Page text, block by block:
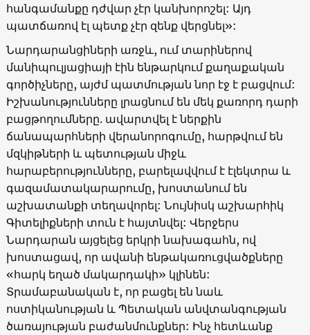
հանգամանքը դժվար չէր կանխորոշել: Այդ
պատճառով էլ պետք չէր զենք վերցնել»:
Նարդարանցիների առջև, ում տարիներով
մանիպուլյացիայի էին ենթարկում քաղաքական
գործիչները, այժմ պատմության նոր էջ է բացվում:
Իշխանությունները լրացնում են մեկ քառորդ դարի
բացթողումները. ավարտվել է ներքին
ճանապարհների վերանորոգումը, հարթվում են
մզկիթների և պետության միջև
հարաբերությունները, բարելավվում է էլեկտրա և
գազամատակարարումը, խոստանում են
աշխատանքի տեղավորել: Նույնիսկ աշխարհիկ
Գիտելիքների տուն է հայտնվել: Վերջերս
Նարդարան այցելեց երկրի նախագահն, ով
խոստացավ, որ ավանի ենթակառուցվածքները
«հարկ եղած մակարդակի» կլինեն:
Տրամաբանական է, որ բացել են նաև
ոստիկանության և Պետական անվտանգության
ծառայության բաժանմունքներ: Ինչ հետևանք